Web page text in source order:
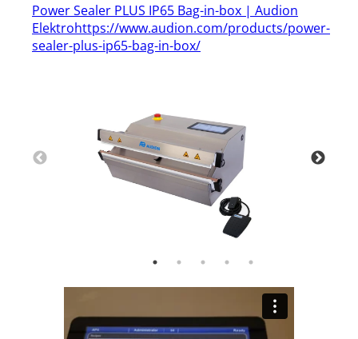
Power Sealer PLUS IP65 Bag-in-box | Audion
Elektrohttps://www.audion.com/products/power-
sealer-plus-ip65-bag-in-box/